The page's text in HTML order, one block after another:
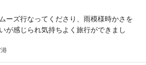
ーズ行なってくださり、雨模様時かさを
が感じられ気持ちよく旅行ができまし